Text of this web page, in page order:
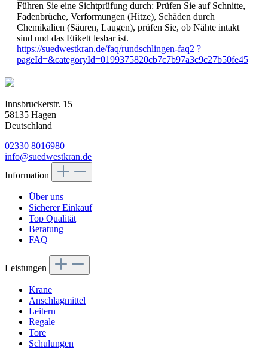
Führen Sie eine Sichtprüfung durch: Prüfen Sie auf Schnitte,
Fadenbrüche, Verformungen (Hitze), Schäden durch
Chemikalien (Säuren, Laugen), prüfen Sie, ob Nähte intakt
sind und das Etikett lesbar ist.
https://suedwestkran.de/faq/rundschlingen-faq2 ?
pageId=&categoryId=0199375820cb7c7b97a3c9c27b50fe45
Innsbruckerstr. 15
58135 Hagen
Deutschland
02330 8016980
info@suedwestkran.de
Information
Über uns
Sicherer Einkauf
Top Qualität
Beratung
FAQ
Leistungen
Krane
Anschlagmittel
Leitern
Regale
Tore
Schulungen